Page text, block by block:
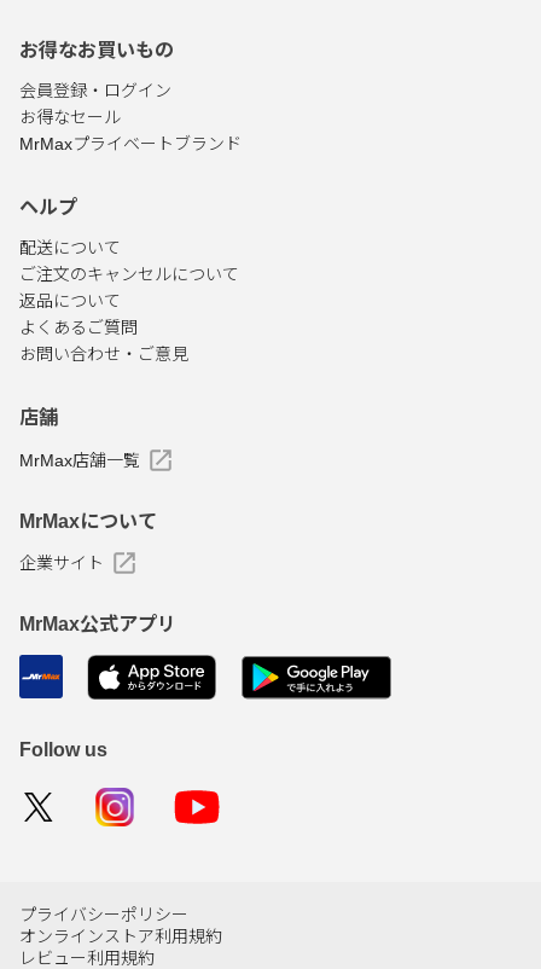
お得なお買いもの
会員登録・ログイン
お得なセール
MrMaxプライベートブランド
ヘルプ
配送について
ご注文のキャンセルについて
返品について
よくあるご質問
お問い合わせ・ご意見
店舗
MrMax店舗一覧
MrMaxについて
企業サイト
MrMax公式アプリ
Follow us
プライバシーポリシー
オンラインストア利用規約
レビュー利用規約